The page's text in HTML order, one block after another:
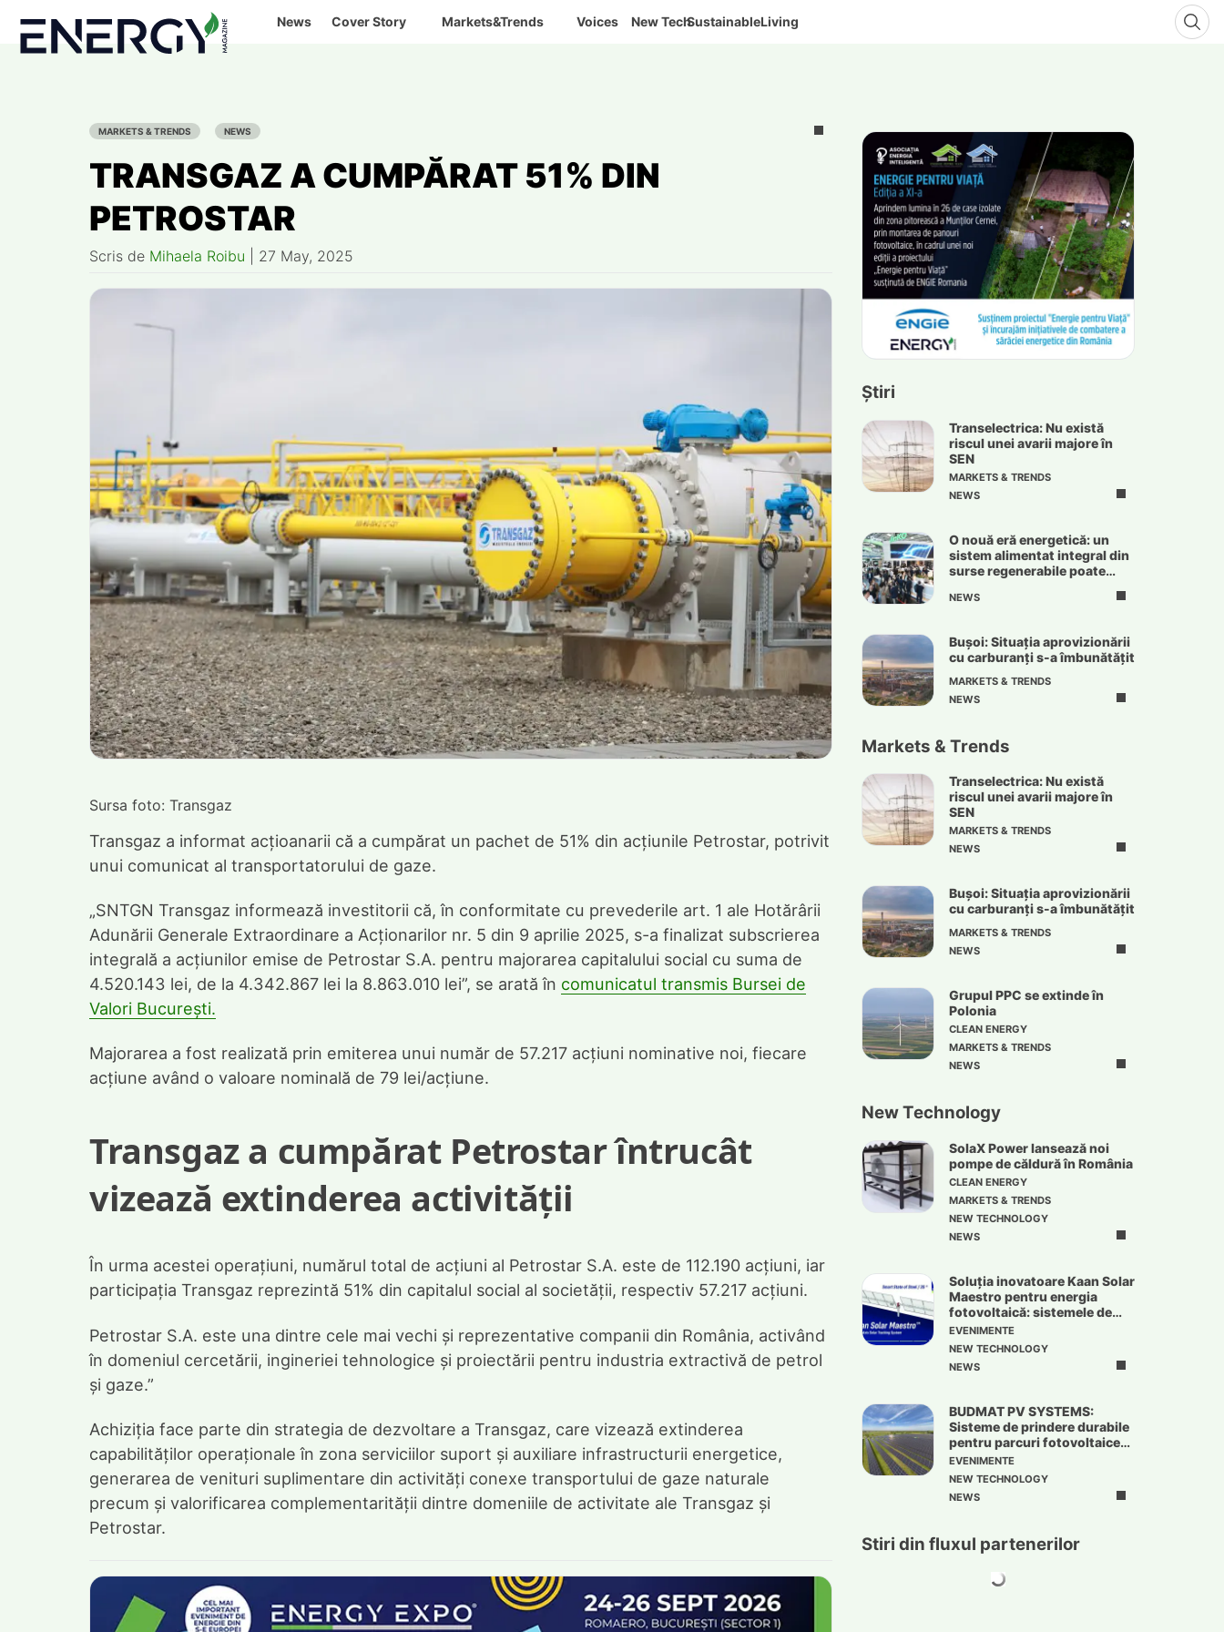
content
News Cover Story Markets&Trends Voices New TechSustainableLiving
MARKETS & TRENDS NEWS
TRANSGAZ A CUMPĂRAT 51% DIN
PETROSTAR
Scris de Mihaela Roibu 27 May, 2025
Sursa foto: Transgaz
Transgaz a informat acțioanarii că a cumpărat un pachet de 51% din acțiunile Petrostar, potrivit
unui comunicat al transportatorului de gaze.
„SNTGN Transgaz informează investitorii că, în conformitate cu prevederile art. 1 ale Hotărârii
Adunării Generale Extraordinare a Acționarilor nr. 5 din 9 aprilie 2025, s-a finalizat subscrierea
integrală a acțiunilor emise de Petrostar S.A. pentru majorarea capitalului social cu suma de
4.520.143 lei, de la 4.342.867 lei la 8.863.010 lei”, se arată în comunicatul transmis Bursei de
Valori București.
Majorarea a fost realizată prin emiterea unui număr de 57.217 acțiuni nominative noi, fiecare
acțiune având o valoare nominală de 79 lei/acțiune.
Transgaz a cumpărat Petrostar întrucât
vizează extinderea activității
În urma acestei operațiuni, numărul total de acțiuni al Petrostar S.A. este de 112.190 acțiuni, iar
participația Transgaz reprezintă 51% din capitalul social al societății, respectiv 57.217 acțiuni.
Petrostar S.A. este una dintre cele mai vechi și reprezentative companii din România, activând
în domeniul cercetării, ingineriei tehnologice și proiectării pentru industria extractivă de petrol
și gaze.”
Achiziția face parte din strategia de dezvoltare a Transgaz, care vizează extinderea
capabilităților operaționale în zona serviciilor suport și auxiliare infrastructurii energetice,
generarea de venituri suplimentare din activități conexe transportului de gaze naturale
precum și valorificarea complementarității dintre domeniile de activitate ale Transgaz și
Petrostar.
Știri
Transelectrica: Nu există
riscul unei avarii majore în
SEN
MARKETS & TRENDS
NEWS
O nouă eră energetică: un
sistem alimentat integral din
surse regenerabile poate
NEWS
Bușoi: Situația aprovizionării
cu carburanți s-a îmbunătățit
MARKETS & TRENDS
NEWS
Markets & Trends
Transelectrica: Nu există
riscul unei avarii majore în
SEN
MARKETS & TRENDS
NEWS
Bușoi: Situația aprovizionării
cu carburanți s-a îmbunătățit
MARKETS & TRENDS
NEWS
Grupul PPC se extinde în
Polonia
CLEAN ENERGY
MARKETS & TRENDS
NEWS
New Technology
SolaX Power lansează noi
pompe de căldură în România
CLEAN ENERGY
MARKETS & TRENDS
NEW TECHNOLOGY
NEWS
Soluția inovatoare Kaan Solar
Maestro pentru energia
fotovoltaică: sistemele de
urmărire solară
EVENIMENTE
NEW TECHNOLOGY
NEWS
BUDMAT PV SYSTEMS:
Sisteme de prindere durabile
pentru parcuri fotovoltaice
de mari dimensiuni
EVENIMENTE
NEW TECHNOLOGY
NEWS
Stiri din fluxul partenerilor